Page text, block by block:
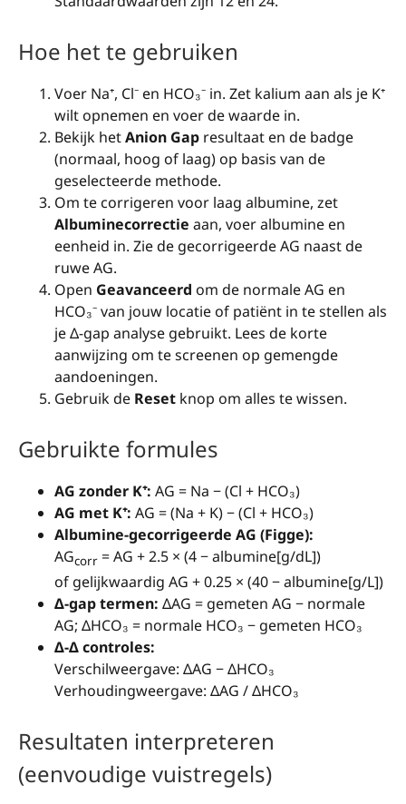
Hoe het te gebruiken
Voer Na⁺, Cl⁻ en HCO₃⁻ in. Zet kalium aan als je K⁺
wilt opnemen en voer de waarde in.
Bekijk hetAnion Gap resultaat en de badge
(normaal, hoog of laag) op basis van de
geselecteerde methode.
Om te corrigeren voor laag albumine, zet
Albuminecorrectie aan, voer albumine en
eenheid in. Zie de gecorrigeerde AG naast de
ruwe AG.
Open Geavanceerd om de normale AG en
HCO₃⁻ van jouw locatie of patiënt in te stellen als
je Δ-gap analyse gebruikt. Lees de korte
aanwijzing om te screenen op gemengde
aandoeningen.
Gebruik de Reset knop om alles te wissen.
Gebruikte formules
AG zonder K⁺: AG = Na − (Cl + HCO₃)
AG met K⁺: AG = (Na + K) − (Cl + HCO₃)
Albumine-gecorrigeerde AG (Figge):
AGcorr = AG + 2.5 × (4 − albumine[g/dL])
of gelijkwaardig AG + 0.25 × (40 − albumine[g/L])
Δ-gap termen: ΔAG = gemeten AG − normale
AG; ΔHCO₃ = normale HCO₃ − gemeten HCO₃
Δ-Δ controles:
Verschilweergave: ΔAG − ΔHCO₃
Verhoudingweergave: ΔAG / ΔHCO₃
Resultaten interpreteren
(eenvoudige vuistregels)